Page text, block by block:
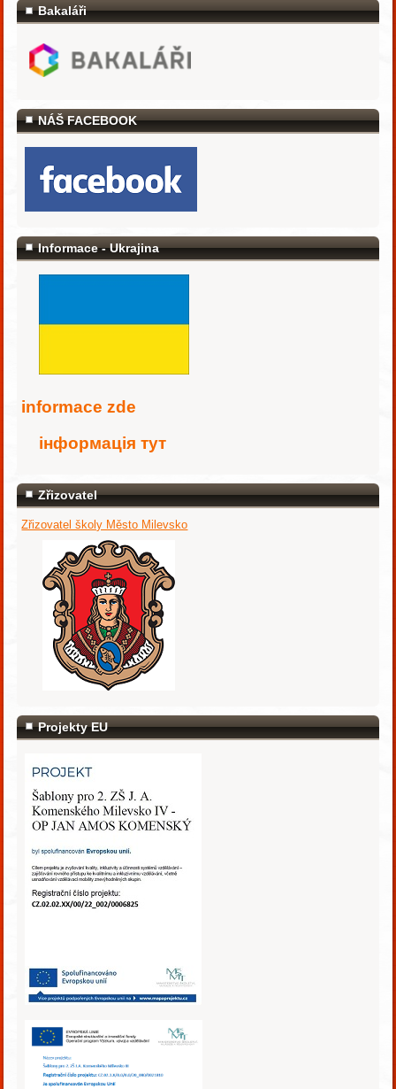
Bakaláři
NÁŠ FACEBOOK
Informace - Ukrajina
informace zde
інформація тут
Zřizovatel
Zřizovatel školy Město Milevsko
Projekty EU